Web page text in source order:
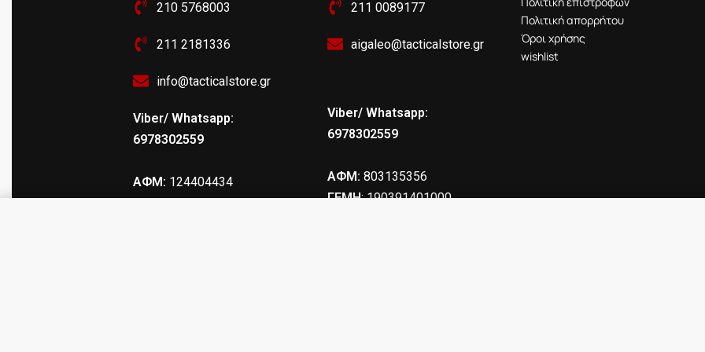
210 5768003
211 2181336
info@tacticalstore.gr
Viber/ Whatsapp:
6978302559
ΑΦΜ: 124404434
ΓΕΜΗ: 147469103000
211 0089177
aigaleo@tacticalstore.gr
Viber/ Whatsapp:
6978302559
ΑΦΜ: 803135356
ΓΕΜΗ: 190391401000
Πολιτική απορρήτου
Όροι χρήσης
wishlist